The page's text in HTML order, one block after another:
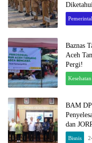
Diketahui
Baznas
Aceh
Pergi!
Kesehatan
BAM
dan
Bisnis